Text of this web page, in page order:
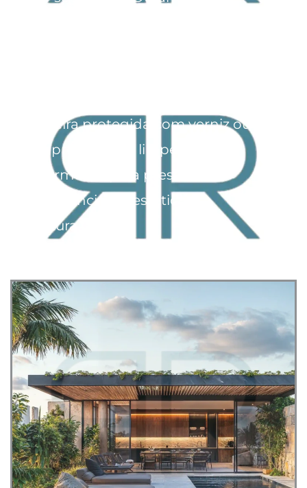
a madeira protegida com verniz ou
óleo apropriado, e limpe o vidro
regularmente para preservar a
transparência e a estética da
cobertura.